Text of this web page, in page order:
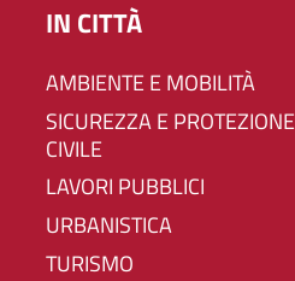
IN CITTÀ
AMBIENTE E MOBILITÀ
SICUREZZA E PROTEZIONE
CIVILE
LAVORI PUBBLICI
URBANISTICA
TURISMO